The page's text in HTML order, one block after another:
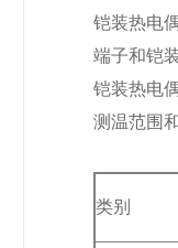
铠装热电
端子和铠
铠装热电
测温范围
类别